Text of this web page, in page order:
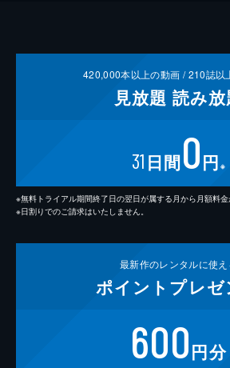
420,000本以上の動画 /210誌以
見放題 読み放
31 日間0円 ※
※無料トライアル期間終了日の翌日が属する月から月額料金
※日割りでのご請求はいたしません。
最新作のレンタルに使え
ポイント プレゼ
600円分